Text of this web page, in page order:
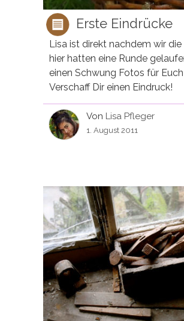
Erste Eindrücke
Lisa ist direkt nachdem wir
hier hatten eine Runde
einen Schwung Fotos für
Verschaff Dir einen Eindruck!
Von Lisa Pfleger
1. August 2011